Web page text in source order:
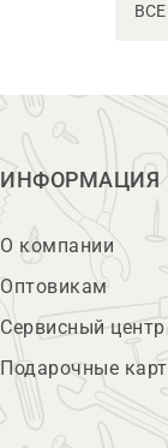
ИНФОРМАЦИЯ
О компании
Оптовикам
Сервисный центр
Подарочные